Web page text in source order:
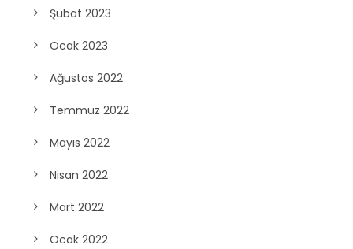
Şubat 2023
Ocak 2023
Ağustos 2022
Temmuz 2022
Mayıs 2022
Nisan 2022
Mart 2022
Ocak 2022